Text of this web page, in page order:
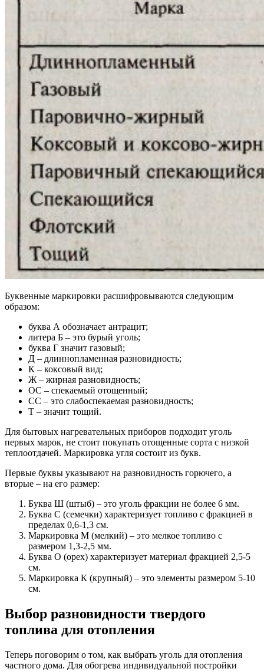
Буквенные маркировки расшифровываются следующим
образом:
буква А обозначает антрацит;
литера Б – это бурый уголь;
буква Г значит газовый;
Д – длиннопламенная разновидность;
К – коксовый вид;
Ж – жирная разновидность;
ОС – спекаемый отощенный;
СС – это слабоспекаемая разновидность;
Т – значит тощий.
Для бытовых нагревательных приборов подходит уголь
первых марок, не стоит покупать отощенные сорта с низкой
теплоотдачей. Маркировка угля состоит из букв.
Первые буквы указывают на разновидность горючего, а
вторые – на его размер:
Буква Ш (штыб) – это уголь фракции не более 6 мм.
Буква С (семечки) характеризует топливо с фракцией в
пределах 0,6-1,3 см.
Маркировка М (мелкий) – это мелкое топливо с
размером 1,3-2,5 мм.
Буква О (орех) характеризует материал фракцией 2,5-5
см.
Маркировка К (крупный) – это элементы размером 5-10
см.
Выбор разновидности твердого
топлива для отопления
Теперь поговорим о том, как выбрать уголь для отопления
частного дома. Для обогрева индивидуальной постройки